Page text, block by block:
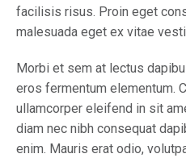
facilisis risus. Proin eget
malesuada eget ex vitae
Morbi et sem at lectus
eros fermentum elementum.
ullamcorper eleifend in sit
diam nec nibh consequat
enim. Mauris erat odio,